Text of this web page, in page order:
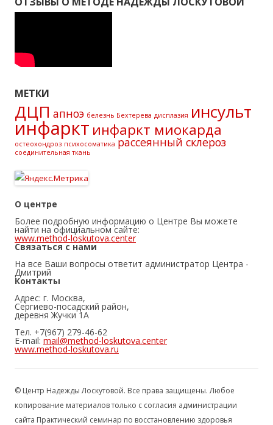
МЕТКИ
ДЦП апноэ белезнь Бехтерева дисплазия инсульт
инфаркт инфаркт миокарда
остеохондроз психосоматика рассеянный склероз
соединительная ткань
О центре
Более подробную информацию о Центре Вы можете
найти на официальном сайте:
www.method-loskutova.center
Связаться с нами
На все Ваши вопросы ответит администратор Центра -
Дмитрий
Контакты
Адрес: г. Москва,
Сергиево-посадский район,
деревня Жучки 1А
Тел. +7(967) 279-46-62
E-mail: mail@method-loskutova.center
www.method-loskutova.ru
© Центр Надежды Лоскутовой. Все права защищены. Любое
копирование материалов только с согласия администрации
сайта Практический семинар по восстановлению здоровья